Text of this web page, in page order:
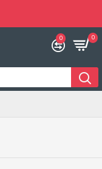
0 0